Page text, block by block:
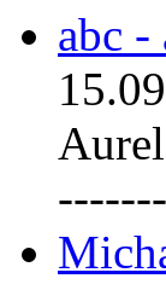
abc